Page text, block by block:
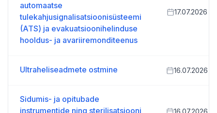
automaatse
tulekahjusignalisatsioonisüsteemi
(ATS) ja evakuatsioonihelinduse
hooldus- ja avariiremonditeenus
17.07.2026
Ultraheliseadmete ostmine 16.07.2026
Sidumis- ja opitubade
instrumentide ning sterilisatsiooni
16.07.2026